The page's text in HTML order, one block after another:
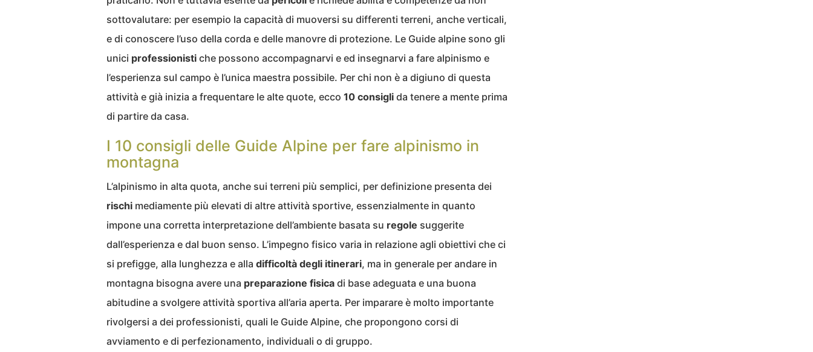
sottovalutare: per esempio la capacità di muoversi su differenti terreni, anche verticali,
e di conoscere l’uso della corda e delle manovre di protezione. Le Guide alpine sono gli
unici professionisti che possono accompagnarvi e ed insegnarvi a fare alpinismo e
l’esperienza sul campo è l’unica maestra possibile. Per chi non è a digiuno di questa
attività e già inizia a frequentare le alte quote, ecco 10 consigli da tenere a mente prima
di partire da casa.
I 10 consigli delle Guide Alpine per fare alpinismo in
montagna
L’alpinismo in alta quota, anche sui terreni più semplici, per definizione presenta dei
rischi mediamente più elevati di altre attività sportive, essenzialmente in quanto
impone una corretta interpretazione dell’ambiente basata su regole suggerite
dall’esperienza e dal buon senso. L’impegno fisico varia in relazione agli obiettivi che ci
si prefigge, alla lunghezza e alla difficoltà degli itinerari, ma in generale per andare in
montagna bisogna avere una preparazione fisica di base adeguata e una buona
abitudine a svolgere attività sportiva all’aria aperta. Per imparare è molto importante
rivolgersi a dei professionisti, quali le Guide Alpine, che propongono corsi di
avviamento e di perfezionamento, individuali o di gruppo.